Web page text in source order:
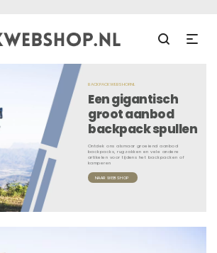
BACKPACKWEBSHOP.NL
Een gigantisch
groot aanbod
backpack spullen
Ontdek ons alsmaar groeiend aanbod
backpacks, rugzakken en vele andere
artikelen voor tijdens het backpacken of
kamperen
NAAR WEBSHOP